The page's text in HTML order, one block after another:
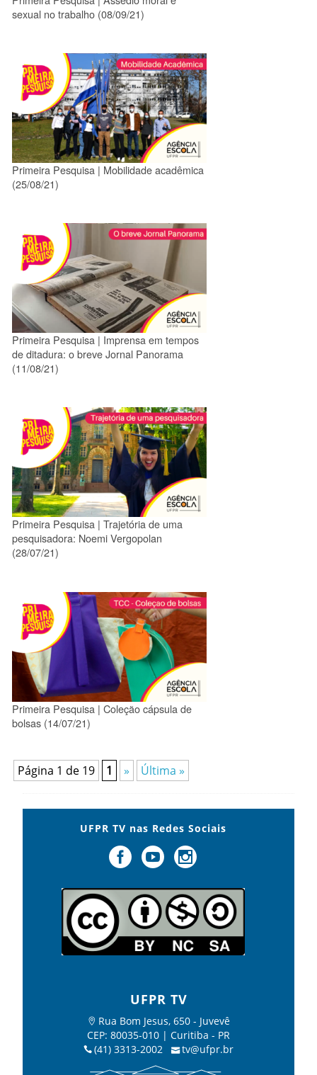
sexual no trabalho (08/09/21)
Primeira Pesquisa | Mobilidade acadêmica
(25/08/21)
Primeira Pesquisa | Imprensa em tempos
de ditadura: o breve Jornal Panorama
(11/08/21)
Primeira Pesquisa | Trajetória de uma
pesquisadora: Noemi Vergopolan
(28/07/21)
Primeira Pesquisa | Coleção cápsula de
bolsas (14/07/21)
Página 1 de 19 1 » Última »
UFPR TV nas Redes Sociais
UFPR TV
Rua Bom Jesus, 650 - Juvevê
CEP: 80035-010 | Curitiba - PR
(41) 3313-2002
tv@ufpr.br